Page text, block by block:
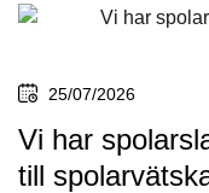
25/07/2026
Vi har
till